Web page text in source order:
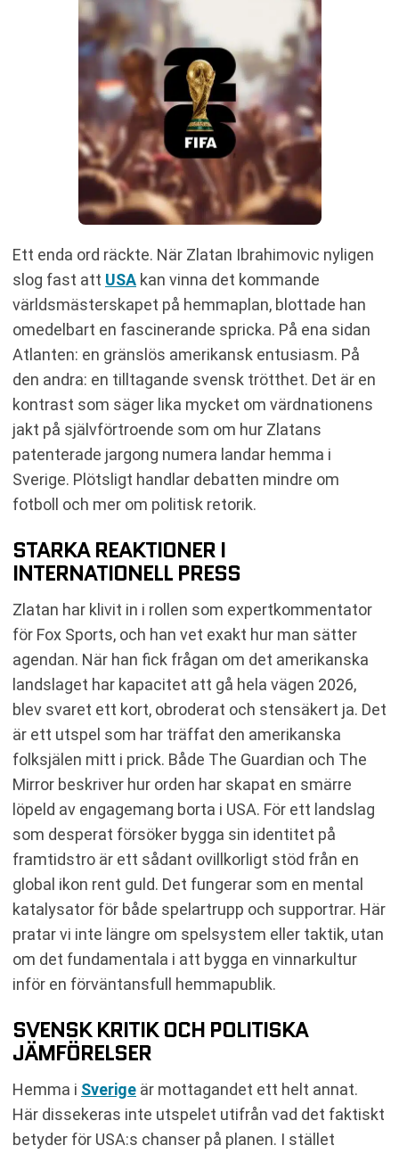
Ett enda ord räckte. När Zlatan Ibrahimovic nyligen
slog fast att USA kan vinna det kommande
världsmästerskapet på hemmaplan, blottade han
omedelbart en fascinerande spricka. På ena sidan
Atlanten: en gränslös amerikansk entusiasm. På
den andra: en tilltagande svensk trötthet. Det är en
kontrast som säger lika mycket om värdnationens
jakt på självförtroende som om hur Zlatans
patenterade jargong numera landar hemma i
Sverige. Plötsligt handlar debatten mindre om
fotboll och mer om politisk retorik.
STARKA REAKTIONER I
INTERNATIONELL PRESS
Zlatan har klivit in i rollen som expertkommentator
för Fox Sports, och han vet exakt hur man sätter
agendan. När han fick frågan om det amerikanska
landslaget har kapacitet att gå hela vägen 2026,
blev svaret ett kort, obroderat och stensäkert ja. Det
är ett utspel som har träffat den amerikanska
folksjälen mitt i prick. Både The Guardian och The
Mirror beskriver hur orden har skapat en smärre
löpeld av engagemang borta i USA. För ett landslag
som desperat försöker bygga sin identitet på
framtidstro är ett sådant ovillkorligt stöd från en
global ikon rent guld. Det fungerar som en mental
katalysator för både spelartrupp och supportrar. Här
pratar vi inte längre om spelsystem eller taktik, utan
om det fundamentala i att bygga en vinnarkultur
inför en förväntansfull hemmapublik.
SVENSK KRITIK OCH POLITISKA
JÄMFÖRELSER
Hemma i Sverige är mottagandet ett helt annat.
Här dissekeras inte utspelet utifrån vad det faktiskt
betyder för USA:s chanser på planen. I stället